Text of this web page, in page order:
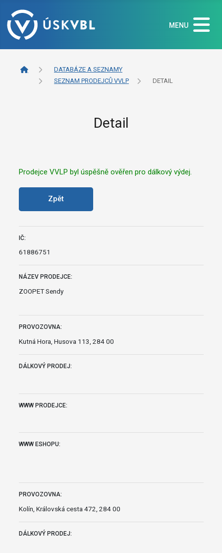
MENU
DATABÁZE A SEZNAMY
SEZNAM PRODEJCŮ VVLP
DETAIL
Detail
Prodejce VVLP byl úspěšně ověřen pro dálkový výdej.
Zpět
IČ:
61886751
NÁZEV PRODEJCE:
ZOOPET Sendy
PROVOZOVNA:
Kutná Hora, Husova 113, 284 00
DÁLKOVÝ PRODEJ:
WWW PRODEJCE:
WWW ESHOPU:
PROVOZOVNA:
Kolín, Královská cesta 472, 284 00
DÁLKOVÝ PRODEJ: